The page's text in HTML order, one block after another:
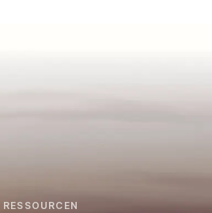
RESSOURCEN